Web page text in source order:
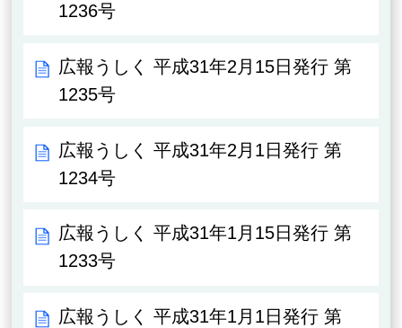
1236号
広報うしく 平成31年2月15日発行 第
1235号
広報うしく 平成31年2月1日発行 第
1234号
広報うしく 平成31年1月15日発行 第
1233号
広報うしく 平成31年1月1日発行 第